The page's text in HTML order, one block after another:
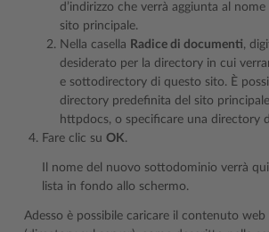
d’indirizzo che verrà aggiunta al
sito principale.
Nella casella Radice di documenti,
desiderato per la directory in cui
e sottodirectory di questo sito. È
directory predefinita del sito
httpdocs, o specificare una directory
Fare clic su OK.
Il nome del nuovo sottodominio verrà
lista in fondo allo schermo.
Adesso è possibile caricare il contenuto